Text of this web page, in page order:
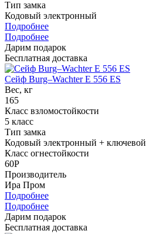
Тип замка
Кодовый электронный
Подробнее
Подробнее
Дарим подарок
Бесплатная доставка
Сейф Burg–Wachter E 556 ES
Вес, кг
165
Класс взломостойкости
5 класс
Тип замка
Кодовый электронный + ключевой
Класс огнестойкости
60P
Производитель
Ира Пром
Подробнее
Подробнее
Дарим подарок
Бесплатная доставка